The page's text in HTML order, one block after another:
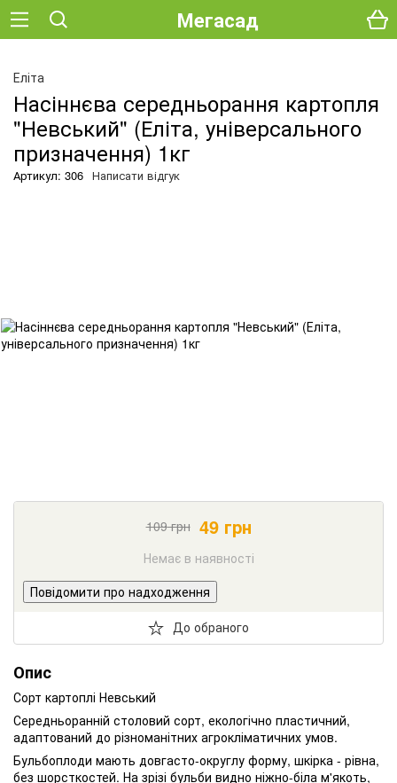
Мегасад
Еліта
Насіннєва середньорання картопля
"Невський" (Еліта, універсального
призначення) 1кг
Артикул: 306 Написати відгук
109грн 49грн
Немає в наявності
Повідомити про надходження
До обраного
Опис
Сорт картоплі Невський
Середньоранній столовий сорт, екологічно пластичний,
адаптований до різноманітних агрокліматичних умов.
Бульбоплоди мають довгасто-округлу форму, шкірка - рівна,
без шорсткостей. На зрізі бульби видно ніжно-біла м'якоть,